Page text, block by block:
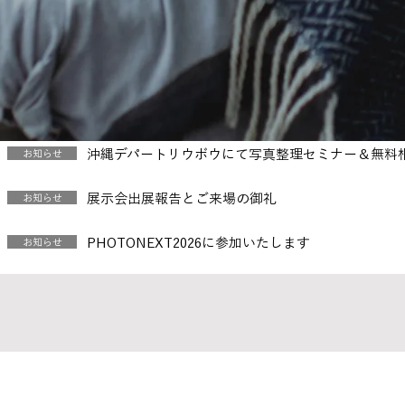
お知らせ 沖縄デパートリウボウにて写真整理セミナー＆無料
お知らせ 展示会出展報告とご来場の御礼
お知らせ PHOTONEXT2026に参加いたします